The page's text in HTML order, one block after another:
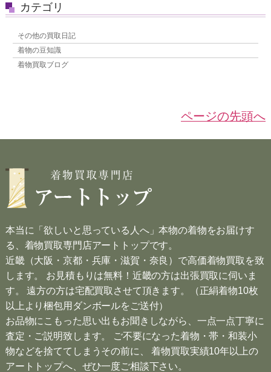
カテゴリ
その他の買取日記
着物の豆知識
着物買取ブログ
ページの先頭へ
本当に「欲しいと思っている人へ」本物の着物をお届けす
る、着物買取専門店アートトップです。
近畿（大阪・京都・兵庫・滋賀・奈良）で高価着物買取を致
します。 お見積もりは無料！近畿の方は出張買取に伺いま
す。 遠方の方は宅配買取させて頂きます。（正絹着物10枚
以上より梱包用ダンボールをご送付）
お品物にこもった思い出もお聞きしながら、一点一点丁寧に
査定・ご説明致します。 ご不要になった着物・帯・和装小
物などを捨ててしまうその前に、 着物買取実績10年以上の
アートトップへ、ぜひ一度ご相談下さい。